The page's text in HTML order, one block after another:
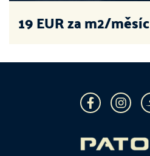
19EUR za m2/měsíc